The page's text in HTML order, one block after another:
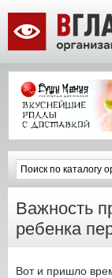
Важность
ребенка
Вот и пришло